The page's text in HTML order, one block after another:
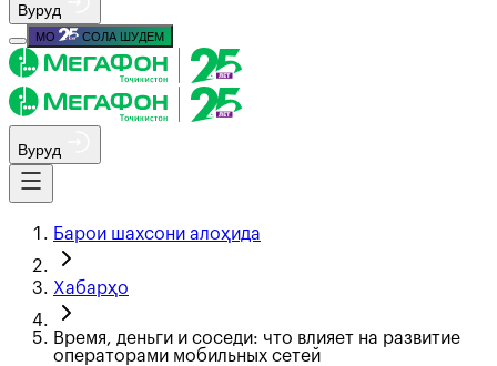
Вуруд
МО СОЛА ШУДЕМ
Вуруд
Барои шахсони алоҳида
Хабарҳо
Время, деньги и соседи: что влияет на развитие
операторами мобильных сетей